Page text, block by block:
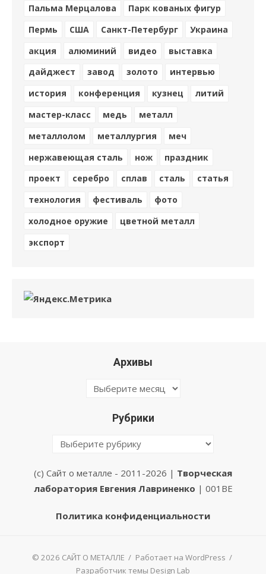
Пальма Мерцалова
Парк кованых фигур
Пермь
США Санкт-Петербург
Украина
акция
алюминий видео
выставка
дайджест
завод золото
интервью
история
конференция кузнец
литий
мастер-класс
медь
металл
металлолом
металлургия
меч
нержавеющая сталь
нож
праздник
проект
серебро сплав сталь
статья
технология
фестиваль
фото
холодное оружие
цветной металл
экспорт
Архивы
Архивы
Рубрики
Рубрики
(с) Сайт о металле - 2011-2026 | Творческая
лаборатория Евгения Лавриненко | 001BE
Политика конфиденциальности
© 2026 САЙТ О МЕТАЛЛЕ / Работает на WordPress /
Разработчик темы Design Lab